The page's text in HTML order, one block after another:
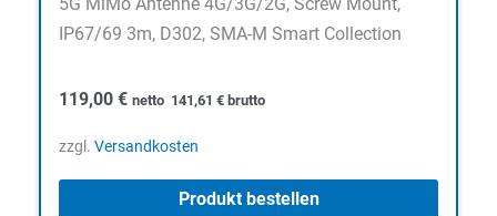
IP67/69 3m, D302, SMA-M Smart Collection
119,00 € netto 141,61 € brutto
zzgl. Versandkosten
Produkt bestellen